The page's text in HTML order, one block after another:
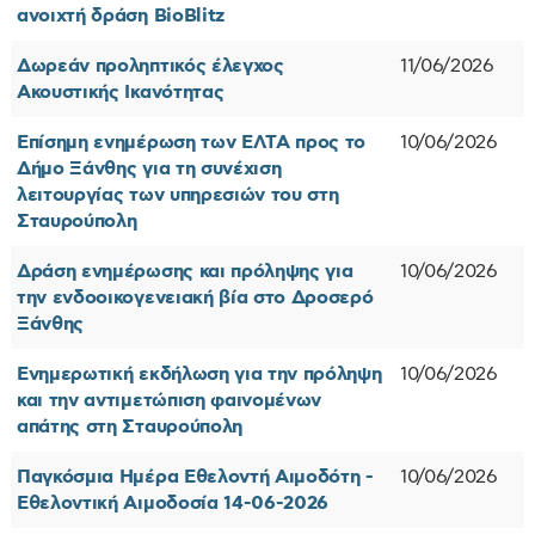
ανοιχτή δράση BioBlitz
Δωρεάν προληπτικός έλεγχος
Ακουστικής Ικανότητας
11/06/2026
Επίσημη ενημέρωση των ΕΛΤΑ προς το
Δήμο Ξάνθης για τη συνέχιση
λειτουργίας των υπηρεσιών του στη
Σταυρούπολη
10/06/2026
Δράση ενημέρωσης και πρόληψης για
την ενδοοικογενειακή βία στο Δροσερό
Ξάνθης
10/06/2026
Ενημερωτική εκδήλωση για την πρόληψη
και την αντιμετώπιση φαινομένων
απάτης στη Σταυρούπολη
10/06/2026
Παγκόσμια Ημέρα Εθελοντή Αιμοδότη -
Εθελοντική Αιμοδοσία 14-06-2026
10/06/2026